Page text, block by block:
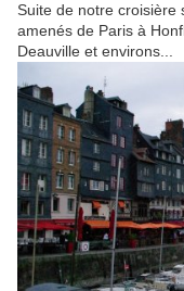
Suite de notre croisière
amenés de Paris à
Deauville et environs...